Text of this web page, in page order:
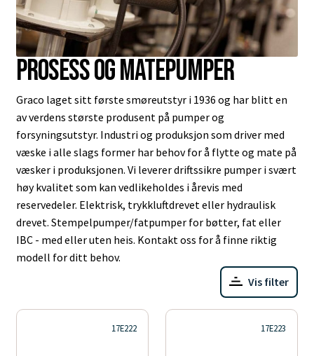
Prosess og matepumper
Graco laget sitt første smøreutstyr i 1936 og har blitt en
av verdens største produsent på pumper og
forsyningsutstyr. Industri og produksjon som driver med
væske i alle slags former har behov for å flytte og mate på
væsker i produksjonen. Vi leverer driftssikre pumper i svært
høy kvalitet som kan vedlikeholdes i årevis med
reservedeler. Elektrisk, trykkluftdrevet eller hydraulisk
drevet. Stempelpumper/fatpumper for bøtter, fat eller
IBC - med eller uten heis. Kontakt oss for å finne riktig
modell for ditt behov.
Vis filter
17E222 17E223